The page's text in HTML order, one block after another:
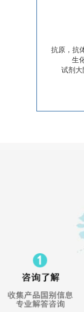
抗原，抗
生
试剂大